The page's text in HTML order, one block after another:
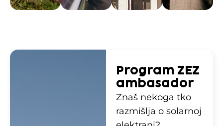
Program ZEZ
ambasador
Znaš nekoga tko
razmišlja o solarnoj